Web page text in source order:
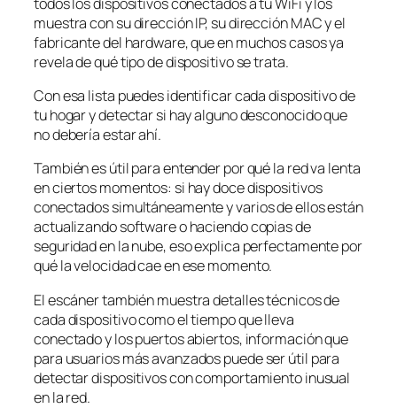
muestra con su dirección IP, su dirección MAC y el
fabricante del hardware, que en muchos casos ya
revela de qué tipo de dispositivo se trata.
Con esa lista puedes identificar cada dispositivo de
tu hogar y detectar si hay alguno desconocido que
no debería estar ahí.
También es útil para entender por qué la red va lenta
en ciertos momentos: si hay doce dispositivos
conectados simultáneamente y varios de ellos están
actualizando software o haciendo copias de
seguridad en la nube, eso explica perfectamente por
qué la velocidad cae en ese momento.
El escáner también muestra detalles técnicos de
cada dispositivo como el tiempo que lleva
conectado y los puertos abiertos, información que
para usuarios más avanzados puede ser útil para
detectar dispositivos con comportamiento inusual
en la red.